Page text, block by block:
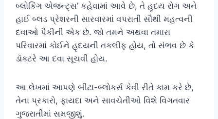
બ્લોકિંગ એજન્ટ્સ’ કહેવામાં આવે છે, તે હૃદય રોગ અને
હાઈ બ્લડ પ્રેશરની સારવારમાં વપરાતી સૌથી મહત્વની
દવાઓ પૈકીની એક છે. જો તમને અથવા તમારા
પરિવારમાં કોઈને હૃદયની તકલીફ હોય, તો સંભવ છે કે
ડૉક્ટરે આ દવા સૂચવી હોય.
આ લેખમાં આપણે બીટા-બ્લોકર્સ કેવી રીતે કામ કરે છે,
તેના પ્રકારો, ફાયદા અને સાવચેતીઓ વિશે વિગતવાર
ગુજરાતીમાં સમજીશું.